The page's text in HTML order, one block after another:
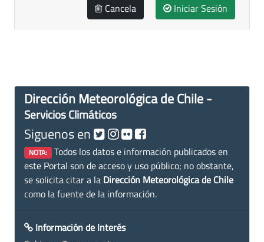
Cancela Iniciar Sesión
Dirección Meteorológica de Chile -
Servicios Climáticos
Siguenos en
NOTA: Todos los datos e información publicados en
este Portal son de acceso y uso público; no obstante,
se solicita citar a la Dirección Meteorológica de Chile
como la fuente de la información.
Información de Interés